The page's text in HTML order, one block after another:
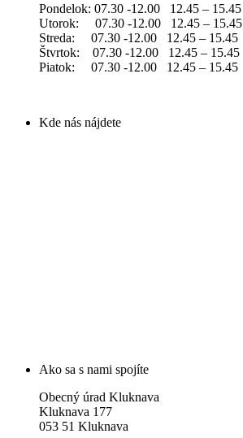
Pondelok: 07.30 -12.00 12.45 – 15.45
Utorok: 07.30 -12.00 12.45 – 15.45
Streda: 07.30 -12.00 12.45 – 15.45
Štvrtok: 07.30 -12.00 12.45 – 15.45
Piatok: 07.30 -12.00 12.45 – 15.45
Kde nás nájdete
Ako sa s nami spojíte
Obecný úrad Kluknava
Kluknava 177
053 51 Kluknava